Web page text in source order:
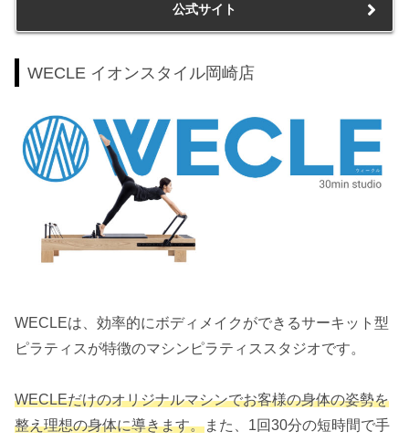
公式サイト
WECLE イオンスタイル岡崎店
WECLEは、効率的にボディメイクができるサーキット型
ピラティスが特徴のマシンピラティススタジオです。
WECLEだけのオリジナルマシンでお客様の身体の姿勢を
整え理想の身体に導きます。また、1回30分の短時間で手